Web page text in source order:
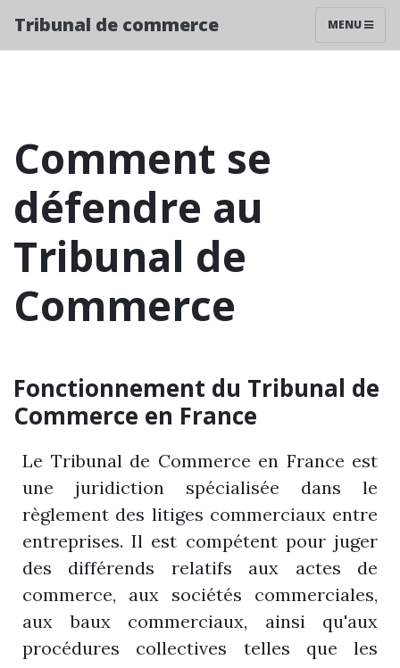
Tribunal de commerce MENU
Comment se
défendre au
Tribunal de
Commerce
Fonctionnement du Tribunal de
Commerce en France
Le Tribunal de Commerce en France est
une juridiction spécialisée dans le
règlement des litiges commerciaux entre
entreprises. Il est compétent pour juger
des différends relatifs aux actes de
commerce, aux sociétés commerciales,
aux baux commerciaux, ainsi qu'aux
procédures collectives telles que les